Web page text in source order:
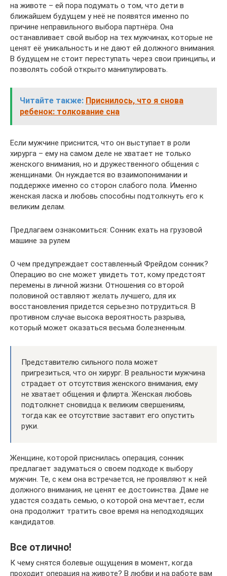
на животе – ей пора подумать о том, что дети в
ближайшем будущем у неё не появятся именно по
причине неправильного выбора партнёра. Она
останавливает свой выбор на тех мужчинах, которые не
ценят её уникальность и не дают ей должного внимания.
В будущем не стоит переступать через свои принципы, и
позволять собой открыто манипулировать.
Читайте также: Приснилось, что я снова
ребенок: толкование сна
Если мужчине приснится, что он выступает в роли
хирурга – ему на самом деле не хватает не только
женского внимания, но и дружественного общения с
женщинами. Он нуждается во взаимопонимании и
поддержке именно со сторон слабого пола. Именно
женская ласка и любовь способны подтолкнуть его к
великим делам.
Предлагаем ознакомиться: Сонник ехать на грузовой
машине за рулем
О чем предупреждает составленный Фрейдом сонник?
Операцию во сне может увидеть тот, кому предстоят
перемены в личной жизни. Отношения со второй
половиной оставляют желать лучшего, для их
восстановления придется серьезно потрудиться. В
противном случае высока вероятность разрыва,
который может оказаться весьма болезненным.
Представителю сильного пола может
пригрезиться, что он хирург. В реальности мужчина
страдает от отсутствия женского внимания, ему
не хватает общения и флирта. Женская любовь
подтолкнет сновидца к великим свершениям,
тогда как ее отсутствие заставит его опустить
руки.
Женщине, которой приснилась операция, сонник
предлагает задуматься о своем подходе к выбору
мужчин. Те, с кем она встречается, не проявляют к ней
должного внимания, не ценят ее достоинства. Даме не
удастся создать семью, о которой она мечтает, если
она продолжит тратить свое время на неподходящих
кандидатов.
Все отлично!
К чему снятся болевые ощущения в момент, когда
проходит операция на животе? В любви и на работе вам